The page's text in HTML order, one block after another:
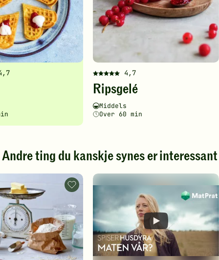
4,7
Denne
oppskriften
fått
5
stjerner.
Klikk
å
vurdering.
Ripsgelé
Vanskelighetsgrad
Middels
Tilberedningstid
Over 60 min
Andre ting du kanskje synes er interessant
Mål
og
-
legg
til
favoritter